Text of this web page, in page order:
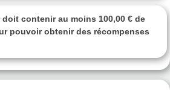
doit contenir au moins 100,00 € de
pouvoir obtenir des récompenses